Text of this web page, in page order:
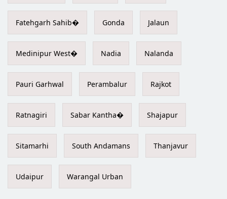
Fatehgarh Sahib� Gonda Jalaun
Medinipur West� Nadia Nalanda
Pauri Garhwal Perambalur Rajkot
Ratnagiri Sabar Kantha� Shajapur
Sitamarhi South Andamans Thanjavur
Udaipur Warangal Urban